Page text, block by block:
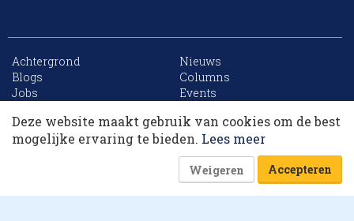
Achtergrond
Nieuws
Blogs
Columns
Jobs
Events
Archief
Sitemap
Website is powered by
Deze website maakt gebruik van cookies om de best
mogelijke ervaring te bieden. Lees meer
Weigeren Accepteren
10 collega’s
Korting op events